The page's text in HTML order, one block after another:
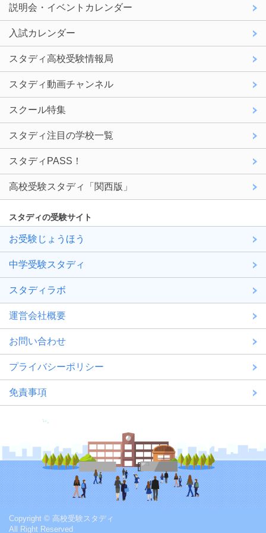
説明会・イベントカレンダー
入試カレンダー
スタディ高校受験情報局
スタディ動画チャンネル
スクール特集
スタディ注目の学校一覧
スタディPASS！
高校受験スタディ「関西版」
スタディの受験サイト
お受験じょうほう
中学受験スタディ
スタディラボ
運営会社概要
お問い合わせ
プライバシーポリシー
免責事項
Copyright © 高校受験スタディ
All Right Reserved